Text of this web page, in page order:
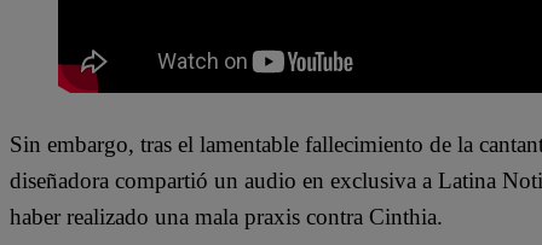
Sin embargo, tras el lamentable fallecimiento de la
diseñadora compartió un audio en exclusiva a Latina
haber realizado una mala praxis contra Cinthia.